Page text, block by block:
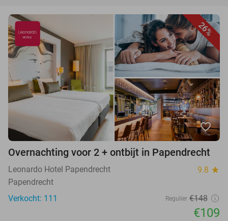
26%
favorite_border
Overnachting voor 2 + ontbijt in Papendrecht
Leonardo Hotel Papendrecht 9.8 star
Papendrecht
Verkocht: 111
Regulier €148
€109